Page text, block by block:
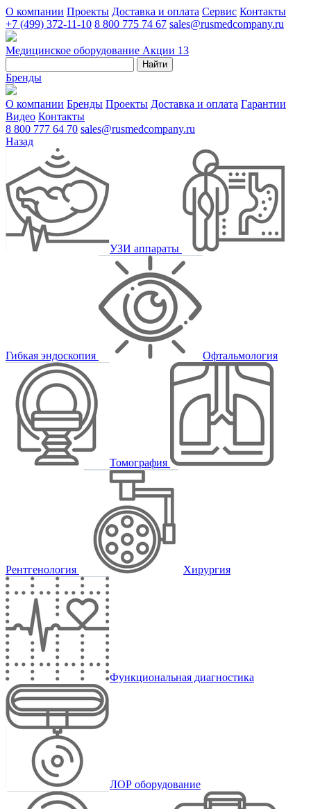
О компании Проекты Доставка и оплата Сервис Контакты
+7 (499) 372-11-10 8 800 775 74 67 sales@rusmedcompany.ru
Медицинское оборудование Акции 13
Найти
Бренды
О компании Бренды Проекты Доставка и оплата Гарантии
Видео Контакты
8 800 777 64 70 sales@rusmedcompany.ru
Назад
УЗИ аппараты
Гибкая эндоскопия Офтальмология
Томография
Рентгенология Хирургия
Функциональная диагностика
ЛОР оборудование